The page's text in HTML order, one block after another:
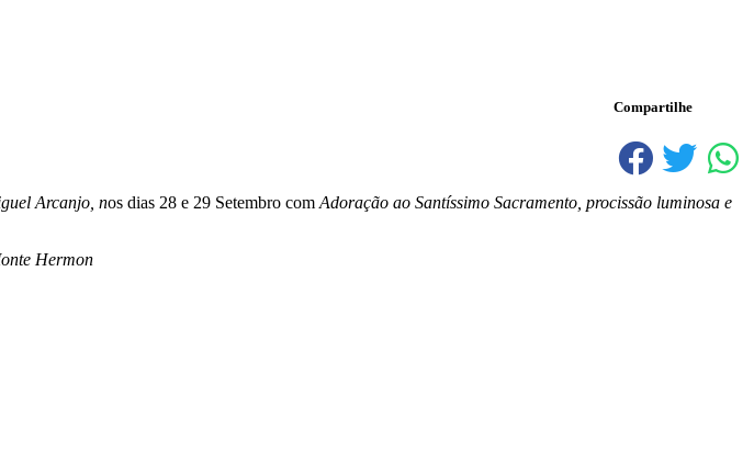
Compartilhe
Arcanjo, nos dias 28 e 29 Setembro com Adoração ao Santíssimo Sacramento, procissão luminosa e
Hermon